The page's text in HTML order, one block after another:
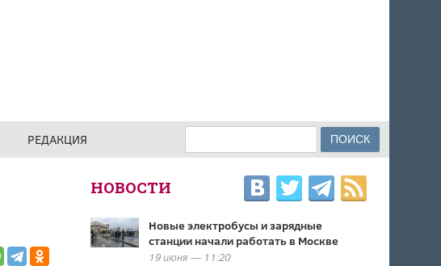
РЕДАКЦИЯ ФОРМА ПОИСКА
НОВОСТИ
Новые электробусы и зарядные
станции начали работать в Москве
19 июня — 11:20